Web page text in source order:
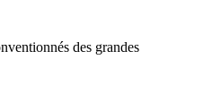
des grandes